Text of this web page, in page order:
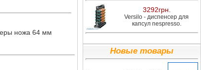
ножа 64 мм
3292грн.
Versilo - диспенсер для
капсул nespresso.
Новые товары